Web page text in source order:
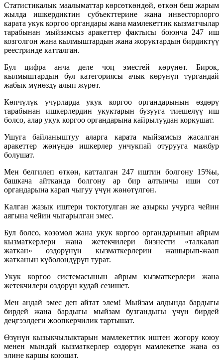
Статистикалык маалыматтар көрсөткөндөй, өткөн беш жарым
жылда ишкердиктин субъекттерине жана инвесторлорго
карата укук коргоо органдары жана мамлекеттик кызматчылар
тарабынан мыйзамсыз аракеттер фактысы боюнча 247 иш
козголгон жана кылмыштардын жана жоруктардын бирдиктүү
реестринде катталган.
Бул цифра анча деле чоң эместей көрүнөт. Бирок,
кылмыштардын бул категориясы ачык көрүнүп тургандай
жабык мүнөздү алып жүрөт.
Көпчүлүк учурларда укук коргоо органдарынын өздөрү
тарабынан ишкерлердин укуктарын бузууга тиешелүү иш
болсо, алар укук коргоо органдарына кайрылуудан коркушат.
Ушуга байланыштуу аларга карата мыйзамсыз жасалган
аракеттер жөнүндө ишкерлер унчукпай отурууга мажбур
болушат.
Мен белгилеп өткөн, катталган 247 иштин болгону 15%ы,
башкача айтканда болгону ар бир алтынчы иши сот
органдарына карап чыгуу үчүн жөнөтүлгөн.
Калган жазык иштери токтотулган же азыркы учурга чейин
аягына чейин чыгарылган эмес.
Бул болсо, көзөмөл жана укук коргоо органдарынын айрым
кызматкерлери жана жетекчилери бизнести «талкалап
жаткан» өздөрүнүн кызматкерлерин жашырып-жаап
жатканын күбөлөндүрүп турат.
Укук коргоо системасынын айрым кызматкерлери жана
жетекчилери өздөрүн кудай сезишет.
Мен андай эмес деп айтат элем! Мыйзам алдында бардыгы
бирдей жана бардыгы мыйзам бузгандыгы үчүн бирдей
деңгээлдеги жоопкерчилик тартышат.
Өзүнүн кызыкчылыктарын мамлекеттик иштен жогору коюу
менен мындай кызматкерлер өздөрүн мамлекетке жана өз
элине каршы коюшат.